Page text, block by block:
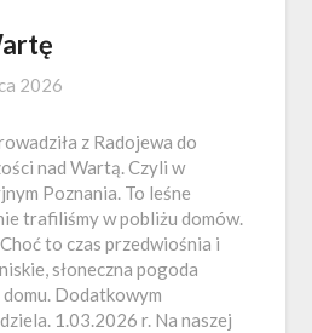
2026
z Radojewa do
nad Wartą. Czyli w
Poznania. To leśne
trafiliśmy w pobliżu domów.
to czas przedwiośnia i
słoneczna pogoda
domu. Dodatkowym
1.03.2026 r. Na naszej